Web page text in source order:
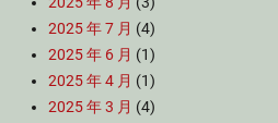
2025 年 7 月 (4)
2025 年 6 月 (1)
2025 年 4 月 (1)
2025 年 3 月 (4)